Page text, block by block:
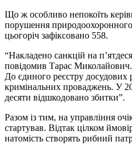
Що ж особливо непокоїть
порушення
цьогоріч зафіксовано 558.
“Накладено санкцій на
повідомив Тарас
До єдиного реєстру досудових
кримінальних проваджень. У
десяти відшкодовано збитки”.
Разом із тим, на управління
стартував. Відтак цілком
натомість створять рибний